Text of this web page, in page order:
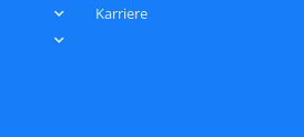
Karriere